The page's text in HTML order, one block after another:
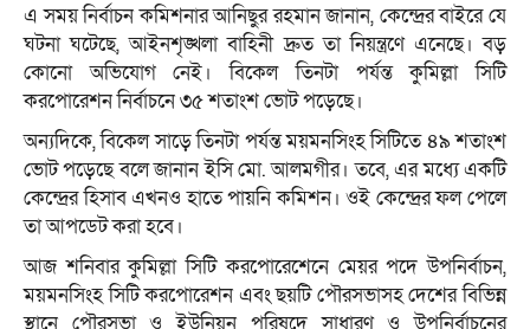
এ সময় নির্বাচন কমিশনার আনিছুর রহমান জানান, কেন্দ্রের বাইরে যে
ঘটনা ঘটেছে, আইনশৃঙ্খলা বাহিনী দ্রুত তা নিয়ন্ত্রণে এনেছে। বড়
কোনো অভিযোগ নেই। বিকেল তিনটা পর্যন্ত কুমিল্লা সিটি
করপোরেশন নির্বাচনে ৩৫ শতাংশ ভোট পড়েছে।
অন্যদিকে, বিকেল সাড়ে তিনটা পর্যন্ত ময়মনসিংহ সিটিতে ৪৯ শতাংশ
ভোট পড়েছে বলে জানান ইসি মো. আলমগীর। তবে, এর মধ্যে একটি
কেন্দ্রের হিসাব এখনও হাতে পায়নি কমিশন। ওই কেন্দ্রের ফল পেলে
তা আপডেট করা হবে।
আজ শনিবার কুমিল্লা সিটি করপোরেশেনে মেয়র পদে উপনির্বাচন,
ময়মনসিংহ সিটি করপোরেশন এবং ছয়টি পৌরসভাসহ দেশের বিভিন্ন